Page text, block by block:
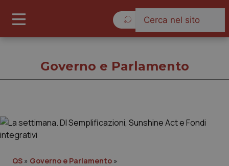
Governo e Parlamento
QS » Governo e Parlamento »